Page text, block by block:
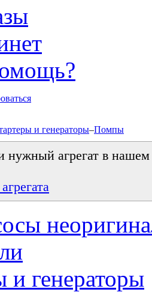
и генераторы–Помпы
агрегат в нашем
и генераторы